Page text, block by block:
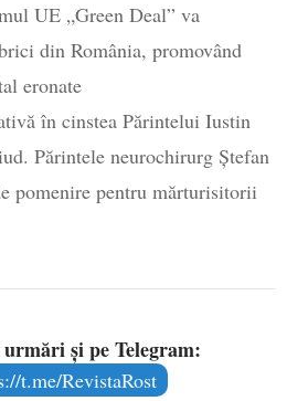
UE „Green Deal” va
din România, promovând
eronate
în cinstea Părintelui Iustin
Părintele neurochirurg Ștefan
pomenire pentru mărturisitorii
și pe Telegram:
t.me/RevistaRost